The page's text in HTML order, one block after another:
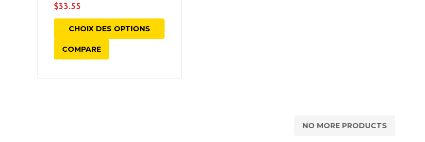
$33.55
CHOIX DES OPTIONS
COMPARE
NO MORE PRODUCTS